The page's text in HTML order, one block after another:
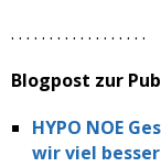
. . . . . . . . . . . . . . . . . .
Blogpost zur
HYPO NOE
wir viel